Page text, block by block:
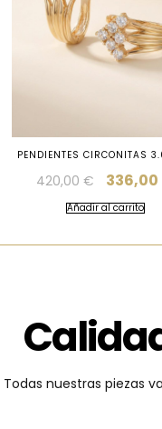
PENDIENTES CIRCONITAS
420,00€ 336,00
Añadir al carrito
Todas nuestras piezas